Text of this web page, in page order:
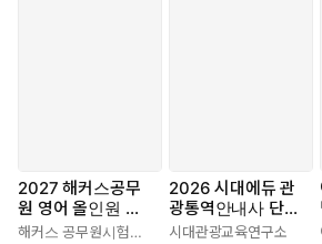
2027 해커스공무
원 영어 올인원 기
본서
해커스 공무원시험연구소
2026 시대에듀 관
광통역안내사 단기
완성
시대관광교육연구소